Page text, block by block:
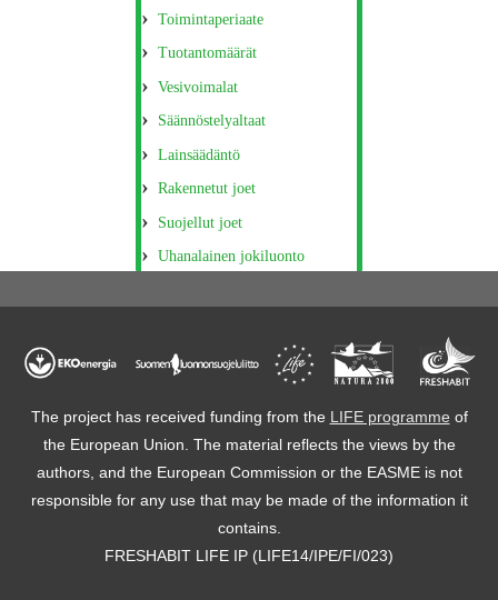
Toimintaperiaate
Tuotantomäärät
Vesivoimalat
Säännöstelyaltaat
Lainsäädäntö
Rakennetut joet
Suojellut joet
Uhanalainen jokiluonto
The project has received funding from the LIFE programme of
the European Union. The material reflects the views by the
authors, and the European Commission or the EASME is not
responsible for any use that may be made of the information it
contains.
FRESHABIT LIFE IP (LIFE14/IPE/FI/023)